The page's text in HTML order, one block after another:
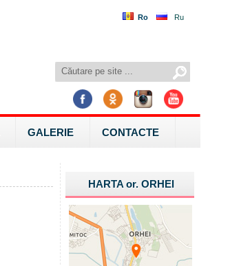
Ro Ru
GALERIE CONTACTE
HARTA or.ORHEI